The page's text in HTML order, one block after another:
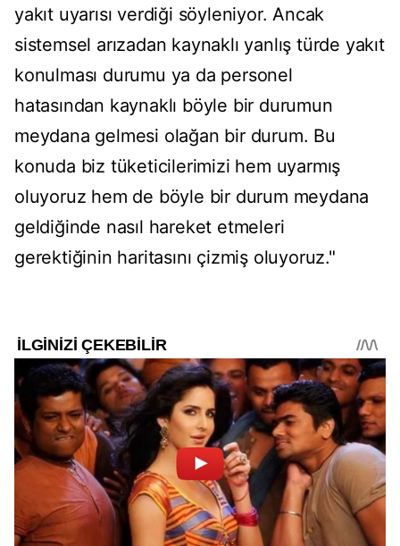
yakıt uyarısı verdiği söyleniyor. Ancak
sistemsel arızadan kaynaklı yanlış türde yakıt
konulması durumu ya da personel
hatasından kaynaklı böyle bir durumun
meydana gelmesi olağan bir durum. Bu
konuda biz tüketicilerimizi hem uyarmış
oluyoruz hem de böyle bir durum meydana
geldiğinde nasıl hareket etmeleri
gerektiğinin haritasını çizmiş oluyoruz."